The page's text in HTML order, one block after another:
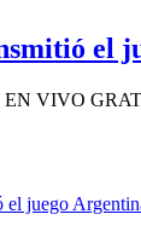
el
VIVO